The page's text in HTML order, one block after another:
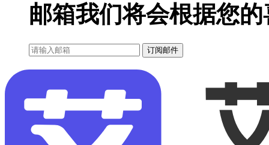
邮箱我们将会根据您
订阅邮件